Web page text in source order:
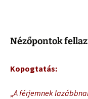
Nézőpontok
Kopogtatás:
„A férjemnek